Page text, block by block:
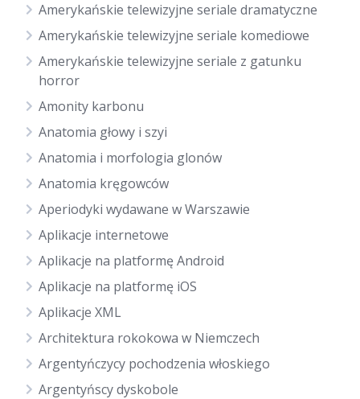
Amerykańskie telewizyjne seriale dramatyczne
Amerykańskie telewizyjne seriale komediowe
Amerykańskie telewizyjne seriale z gatunku
horror
Amonity karbonu
Anatomia głowy i szyi
Anatomia i morfologia glonów
Anatomia kręgowców
Aperiodyki wydawane w Warszawie
Aplikacje internetowe
Aplikacje na platformę Android
Aplikacje na platformę iOS
Aplikacje XML
Architektura rokokowa w Niemczech
Argentyńczycy pochodzenia włoskiego
Argentyńscy dyskobole